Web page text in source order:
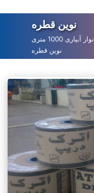
content
نوین قطره
نوار آبیاری 1000 متری
نوین قطره